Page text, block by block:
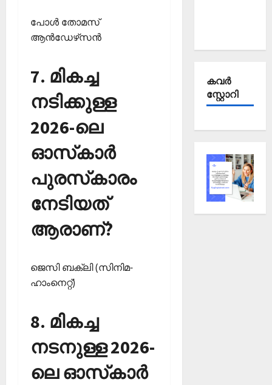
പോള്‍ തോമസ്
ആന്‍ഡേഴ്‌സന്‍
7. മികച്ച
നടിക്കുള്ള
2026-ലെ
ഓസ്‌കാര്‍
പുരസ്‌കാരം
നേടിയത്
ആരാണ്?
ജെസി ബക്ലി (സിനിമ-
ഹാംനെറ്റ്)
8. മികച്ച
നടനുള്ള 2026-
ലെ ഓസ്‌കാര്‍
കവര്‍
സ്റ്റോറി